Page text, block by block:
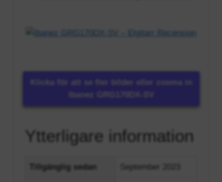
Klicka för att se fler bilder eller zooma in
Ibanez GRG170DX-SV
Ytterligare information
Tillgänglig sedan September 2023